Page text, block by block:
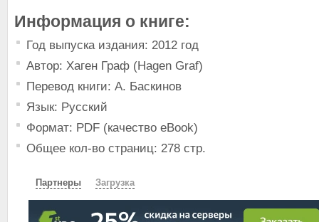
Информация о книге:
Год выпуска издания: 2012 год
Автор: Хаген Граф (Hagen Graf)
Перевод книги: А. Баскинов
Язык: Русский
Формат: PDF (качество eBook)
Общее кол-во страниц: 278 стр.
Партнеры Загрузка